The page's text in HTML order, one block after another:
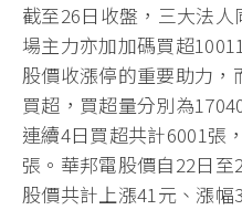
截至26日收盤，三大法
場主力亦加加碼買超
股價收漲停的重要助力，
買超，買超量分別為
連續4日買超共計6001張
張。華邦電股價自22日至
股價共計上漲41元、漲幅